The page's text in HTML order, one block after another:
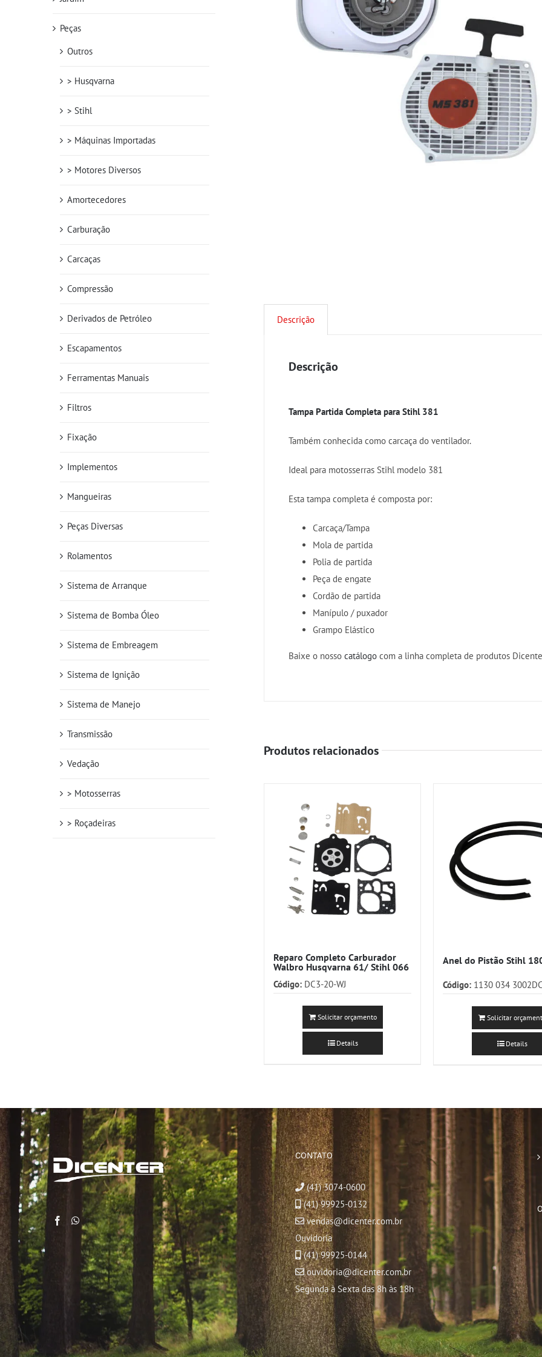
Descrição
Descrição
Tampa Partida Completa para Stihl 381
Também conhecida como carcaça do ventilador.
Ideal para motosserras Stihl modelo 381
Esta tampa completa é composta por:
Carcaça/Tampa
Mola de partida
Polia de partida
Peça de engate
Cordão de partida
Manípulo / puxador
Grampo Elástico
Baixe o nossocatálogo com a linha completa de produtos
Produtos relacionados
Reparo Completo Carburador
Walbro Husqvarna 61/ Stihl 066
Código: DC3-20-WJ
Solicitar orçamento
Details
Anel do Pistão Stihl
Código: 1130 034
Solicitar
Details
Peças
Outros
> Husqvarna
> Stihl
> Máquinas Importadas
> Motores Diversos
Amortecedores
Carburação
Carcaças
Compressão
Derivados de Petróleo
Escapamentos
Ferramentas Manuais
Filtros
Fixação
Implementos
Mangueiras
Peças Diversas
Rolamentos
Sistema de Arranque
Sistema de Bomba Óleo
Sistema de Embreagem
Sistema de Ignição
Sistema de Manejo
Transmissão
Vedação
> Motosserras
> Roçadeiras
CONTATO
(41) 3074-0600
(41) 99925-0132
vendas@dicenter.com.br
Ouvidoria
(41) 99925-0144
ouvidoria@dicenter.com.br
Segunda à Sexta das 8h às 18h